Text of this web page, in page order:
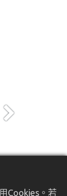
Next
Cookies。若